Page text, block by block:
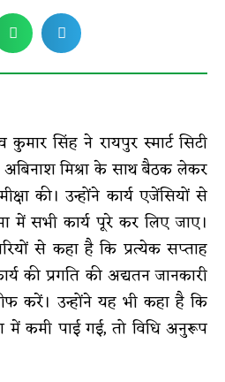
कुमार सिंह ने रायपुर स्मार्ट सिटी
मिश्रा के साथ बैठक लेकर
की। उन्होंने कार्य एजेंसियों से
सभी कार्य पूरे कर लिए जाए।
से कहा है कि प्रत्येक सप्ताह
की प्रगति की अद्यतन जानकारी
करें। उन्होंने यह भी कहा है कि
में कमी पाई गई, तो विधि अनुरूप